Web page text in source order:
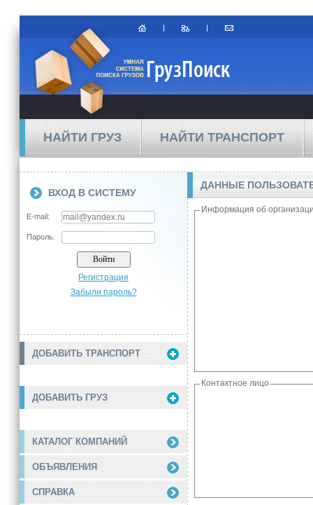
НАЙТИ ГРУЗ НАЙТИ ТРАНСПОРТ
ВХОД В СИСТЕМУ
E-mail:
Пароль:
Регистрация
Забыли пароль?
ДОБАВИТЬ ТРАНСПОРТ
ДОБАВИТЬ ГРУЗ
КАТАЛОГ КОМПАНИЙ
ОБЪЯВЛЕНИЯ
СПРАВКА
ДАННЫЕ
Информация об
Контактное лицо